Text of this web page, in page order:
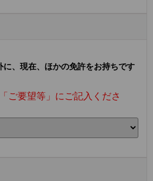
、現在、ほかの免許をお持ちです
ご要望等」にご記入くださ